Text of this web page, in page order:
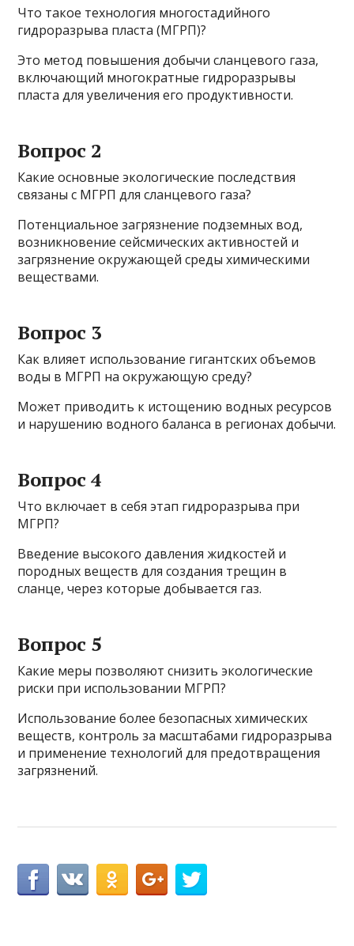
Что такое технология многостадийного
гидроразрыва пласта (МГРП)?
Это метод повышения добычи сланцевого газа,
включающий многократные гидроразрывы
пласта для увеличения его продуктивности.
Вопрос 2
Какие основные экологические последствия
связаны с МГРП для сланцевого газа?
Потенциальное загрязнение подземных вод,
возникновение сейсмических активностей и
загрязнение окружающей среды химическими
веществами.
Вопрос 3
Как влияет использование гигантских объемов
воды в МГРП на окружающую среду?
Может приводить к истощению водных ресурсов
и нарушению водного баланса в регионах добычи.
Вопрос 4
Что включает в себя этап гидроразрыва при
МГРП?
Введение высокого давления жидкостей и
породных веществ для создания трещин в
сланце, через которые добывается газ.
Вопрос 5
Какие меры позволяют снизить экологические
риски при использовании МГРП?
Использование более безопасных химических
веществ, контроль за масштабами гидроразрыва
и применение технологий для предотвращения
загрязнений.